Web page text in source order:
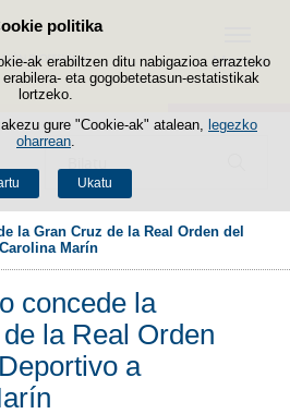
politika
ak erabiltzen ditu nabigazioa errazteko
eta gogobetetasun-estatistikak
lortzeko.
gure "Cookie-ak" atalean, legezko
oharrean
Ukatu
Edukira salto egin
Menua
la Gran Cruz de la Real Orden del
Marín
concede la
la Real Orden
a